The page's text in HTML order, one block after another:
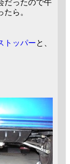
だったので午
ら。
トッパーと、